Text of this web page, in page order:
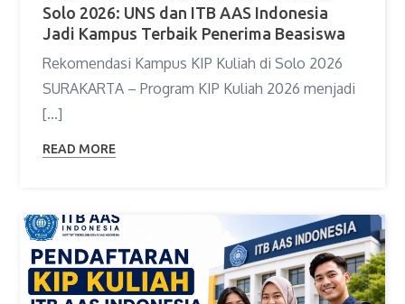
Solo 2026: UNS dan ITB AAS Indonesia
Jadi Kampus Terbaik Penerima Beasiswa
Rekomendasi Kampus KIP Kuliah di Solo 2026
SURAKARTA – Program KIP Kuliah 2026 menjadi
[…]
READ MORE